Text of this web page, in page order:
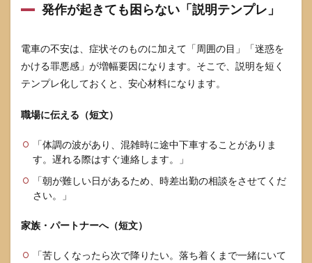
発作が起きても困らない「説明テンプレ」
電車の不安は、症状そのものに加えて「周囲の目」「迷惑を
かける罪悪感」が増幅要因になります。そこで、説明を短く
テンプレ化しておくと、安心材料になります。
職場に伝える（短文）
「体調の波があり、混雑時に途中下車することがありま
す。遅れる際はすぐ連絡します。」
「朝が難しい日があるため、時差出勤の相談をさせてくだ
さい。」
家族・パートナーへ（短文）
「苦しくなったら次で降りたい。落ち着くまで一緒にいて